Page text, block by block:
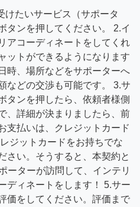
けたいサービス（サポータ
タンを押してください。 2.イ
アコーディネートをしてくれ
ットができるようになります
時、場所などをサポーターへ
などの交渉も可能です。 3.サ
タンを押したら、依頼者様側
、詳細が決まりましたら、前
支払いは、クレジットカード
ジットカードをお持ちでな
さい。そうすると、本契約と
ーターが訪問して、インテリ
ディネートをします！ 5.サー
価をしてください。評価まで